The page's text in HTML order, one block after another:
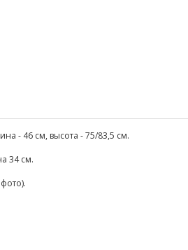
- 46 см, высота - 75/83,5 см.
34 см.